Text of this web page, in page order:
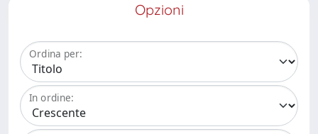
Opzioni
Ordina per:
In ordine: